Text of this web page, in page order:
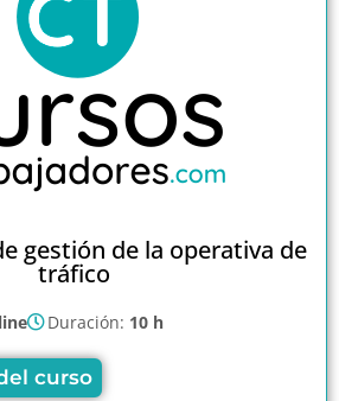
gestión de la operativa de
tráfico
Duración: 10 h
curso